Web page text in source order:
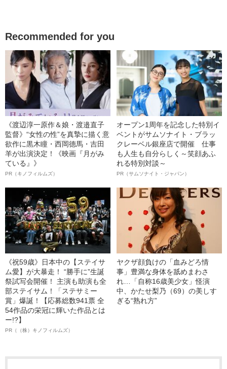
Recommended for you
《渡辺淳一原作＆娘・渡邉直子
監督》“女性の性”を真摯に描く意
欲作に黒木瞳・西岡德馬・吉田
羊が出演決定！《映画『月がみ
ている』》
PR（キノフィルムズ）
オープン1周年を記念した特別イ
ベントがサムソナイト・ブラッ
クレーベル銀座店で開催 仕事
も人生も自分らしく～笑顔あふ
れる特別対談～
PR（サムソナイト・ジャパン）
《祝59歳》日本中の【ステイサ
ム愛】が大暴走！ “勝手に”生誕
祭試写会開催！ 主演も助演も全
部ステイサム！「ステサミー
賞」爆誕！【応募総数941票 全
54作品の栄冠に輝いた作品とは
ー!?】
PR（（株）キノフィルムズ）
ヤクザ顔負けの「血みどろ情
事」豊満な身体を舐めまわさ
れ…「自称16歳美少女」怪演
中、かたせ梨乃（69）の美しす
ぎる“熟れ方”